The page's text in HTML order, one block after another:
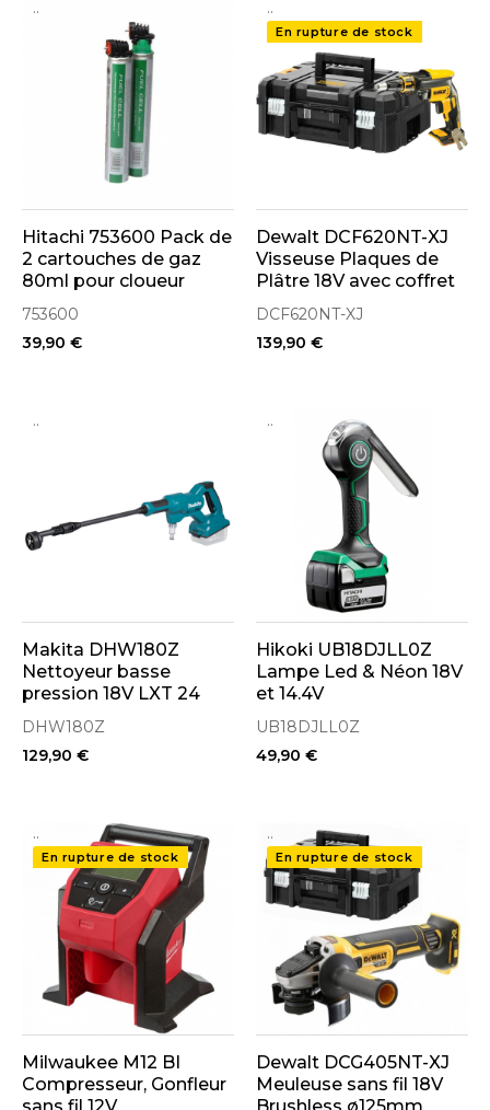
..
Hitachi 753600 Pack de
2 cartouches de gaz
80ml pour cloueur
NR90, NC40G
753600
39,90 €
..
En rupture de stock
Dewalt DCF620NT-XJ
Visseuse Plaques de
Plâtre 18V avec coffret
de transport T-Stak
DCF620NT-XJ
139,90 €
..
Makita DHW180Z
Nettoyeur basse
pression 18V LXT 24
Bar
DHW180Z
129,90 €
..
Hikoki UB18DJLL0Z
Lampe Led & Néon 18V
et 14.4V
UB18DJLL0Z
49,90 €
..
En rupture de stock
Milwaukee M12 BI
Compresseur, Gonfleur
..
En rupture de stock
Dewalt DCG405NT-XJ
Meuleuse sans fil 18V